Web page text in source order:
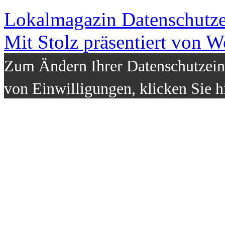
Lokalmagazin
Mit Stolz präsentiert von
Zum Ändern Ihrer
von Einwilligungen, klicken Sie